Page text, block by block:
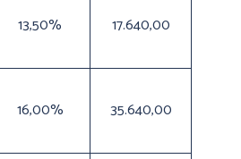
13,50% 17.640,00
16,00% 35.640,00